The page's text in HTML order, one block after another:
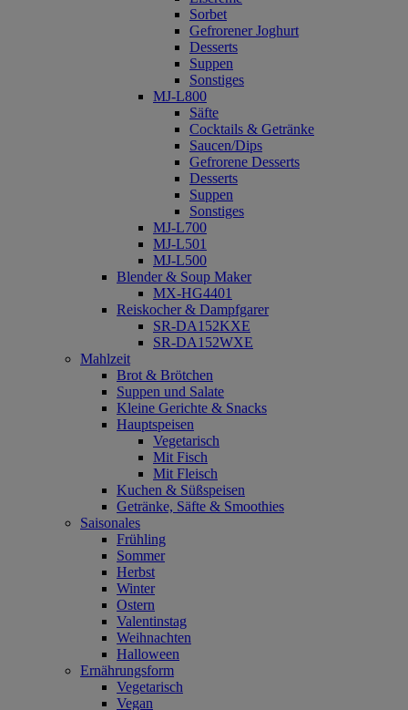
Sorbet
Gefrorener Joghurt
Desserts
Suppen
Sonstiges
MJ-L800
Säfte
Cocktails & Getränke
Saucen/Dips
Gefrorene Desserts
Desserts
Suppen
Sonstiges
MJ-L700
MJ-L501
MJ-L500
Blender & Soup Maker
MX-HG4401
Reiskocher & Dampfgarer
SR-DA152KXE
SR-DA152WXE
Mahlzeit
Brot & Brötchen
Suppen und Salate
Kleine Gerichte & Snacks
Hauptspeisen
Vegetarisch
Mit Fisch
Mit Fleisch
Kuchen & Süßspeisen
Getränke, Säfte & Smoothies
Saisonales
Frühling
Sommer
Herbst
Winter
Ostern
Valentinstag
Weihnachten
Halloween
Ernährungsform
Vegetarisch
Vegan